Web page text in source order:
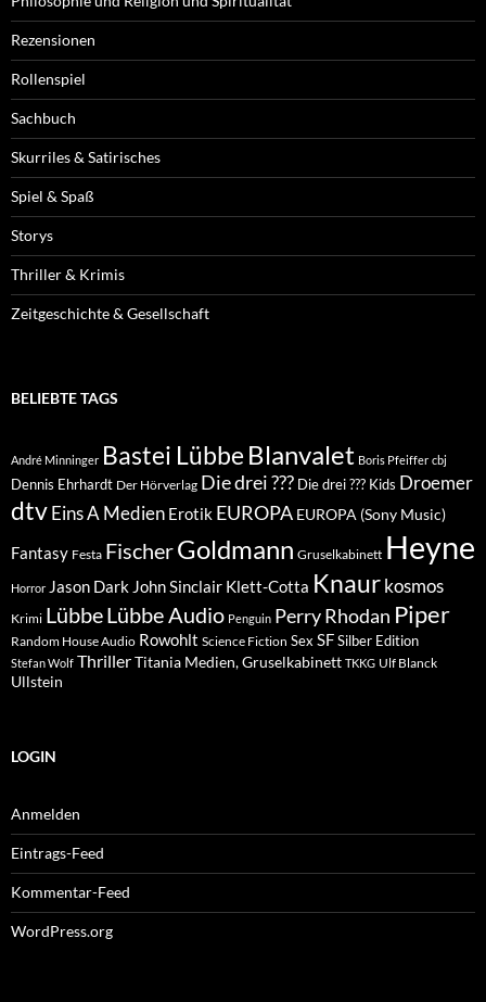
Rezensionen
Rollenspiel
Sachbuch
Skurriles & Satirisches
Spiel & Spaß
Storys
Thriller & Krimis
Zeitgeschichte & Gesellschaft
BELIEBTE TAGS
André Minninger Bastei Lübbe Blanvalet Boris Pfeiffer cbj
Dennis Ehrhardt Der Hörverlag Die drei ??? Die drei ??? Kids Droemer
dtvEins A Medien Erotik EUROPA EUROPA (Sony Music)
Fantasy Festa FischerGoldmann Gruselkabinett Heyne
Horror Jason Dark John Sinclair Klett-Cotta Knaur kosmos
Krimi LübbeLübbe Audio Penguin Perry Rhodan Piper
Random House Audio Rowohlt Science Fiction Sex SFSilber Edition
Stefan Wolf ThrillerTitania Medien, Gruselkabinett TKKG Ulf Blanck
Ullstein
LOGIN
Anmelden
Eintrags-Feed
Kommentar-Feed
WordPress.org